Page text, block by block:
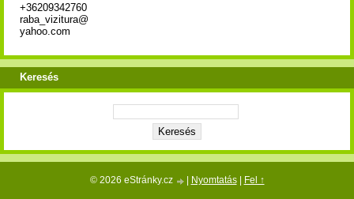
+36209342760
raba_vizitura@
yahoo.com
Keresés
© 2026 eStránky.cz Nyomtatás| Fel ↑